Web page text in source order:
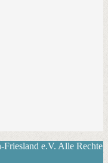
e.V. Alle Rechte